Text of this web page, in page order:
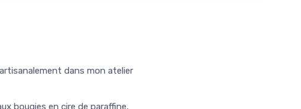
dans mon atelier
bougies en cire de paraffine,